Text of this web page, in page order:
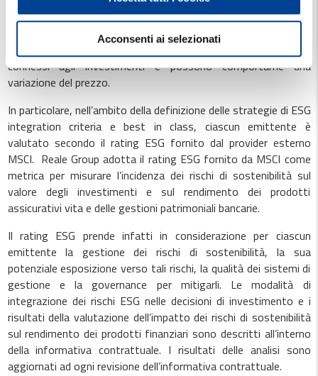
Acconsenti ai selezionati
Reale Group integra i rischi di sostenibilità nelle proprie decisioni
di investimento e ne valuta i relativi effetti sul valore del
connessi agli investimenti e possono comportarne una
variazione del prezzo.
In particolare, nell’ambito della definizione delle strategie di ESG
integration criteria e best in class, ciascun emittente è
valutato secondo il rating ESG fornito dal provider esterno
MSCI. Reale Group adotta il rating ESG fornito da MSCI come
metrica per misurare l’incidenza dei rischi di sostenibilità sul
valore degli investimenti e sul rendimento dei prodotti
assicurativi vita e delle gestioni patrimoniali bancarie.
Il rating ESG prende infatti in considerazione per ciascun
emittente la gestione dei rischi di sostenibilità, la sua
potenziale esposizione verso tali rischi, la qualità dei sistemi di
gestione e la governance per mitigarli. Le modalità di
integrazione dei rischi ESG nelle decisioni di investimento e i
risultati della valutazione dell’impatto dei rischi di sostenibilità
sul rendimento dei prodotti finanziari sono descritti all’interno
della informativa contrattuale. I risultati delle analisi sono
aggiornati ad ogni revisione dell’informativa contrattuale.